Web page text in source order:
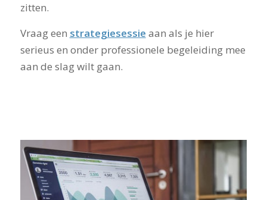
zitten.
Vraag een strategiesessie aan als je hier
serieus en onder professionele begeleiding mee
aan de slag wilt gaan.